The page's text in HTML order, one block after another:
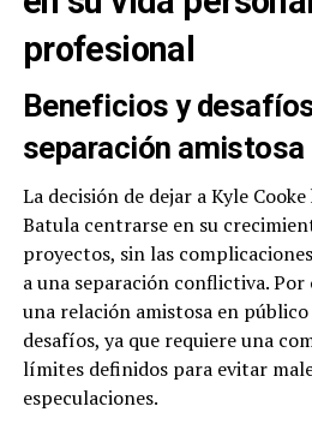
profesional
Beneficios y
separación amistosa
La decisión de dejar a Kyle
Batula centrarse en su
proyectos, sin las
a una separación conflictiva.
una relación amistosa en
desafíos, ya que requiere una
límites definidos para evitar
especulaciones.